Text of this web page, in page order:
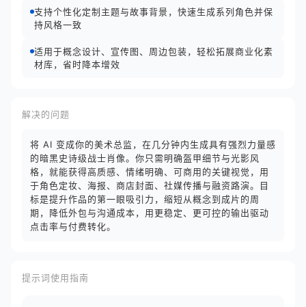
支持个性化定制主题与故事背景，快速生成系列角色并保
持风格一致
适用于概念设计、宣传图、周边包装，轻松拓展商业化素
材库，省时降本增效
解决的问题
将 AI 变成你的美术总监，在几分钟内生成具有强烈力量感
的暗黑史诗级战士肖像。你只需明确盔甲细节与光影风
格，就能获得高质感、情绪明确、可商用的关键视觉，用
于角色定妆、海报、商店封面、社媒传播与融资路演。目
标是提升作品的第一眼吸引力，缩短从概念到成片的周
期，降低外包与沟通成本，用更稳定、更可控的输出驱动
点击率与付费转化。
提示词使用指南